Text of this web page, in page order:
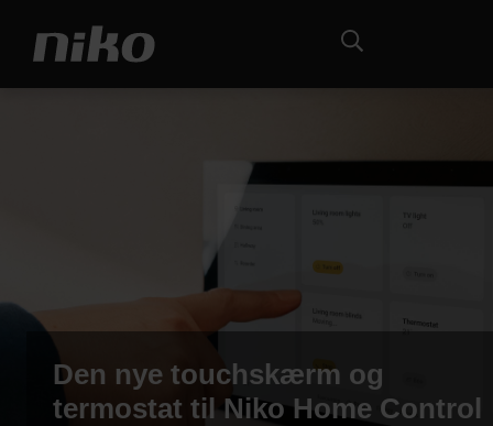
Den nye touchskærm og
termostat til Niko Home Control